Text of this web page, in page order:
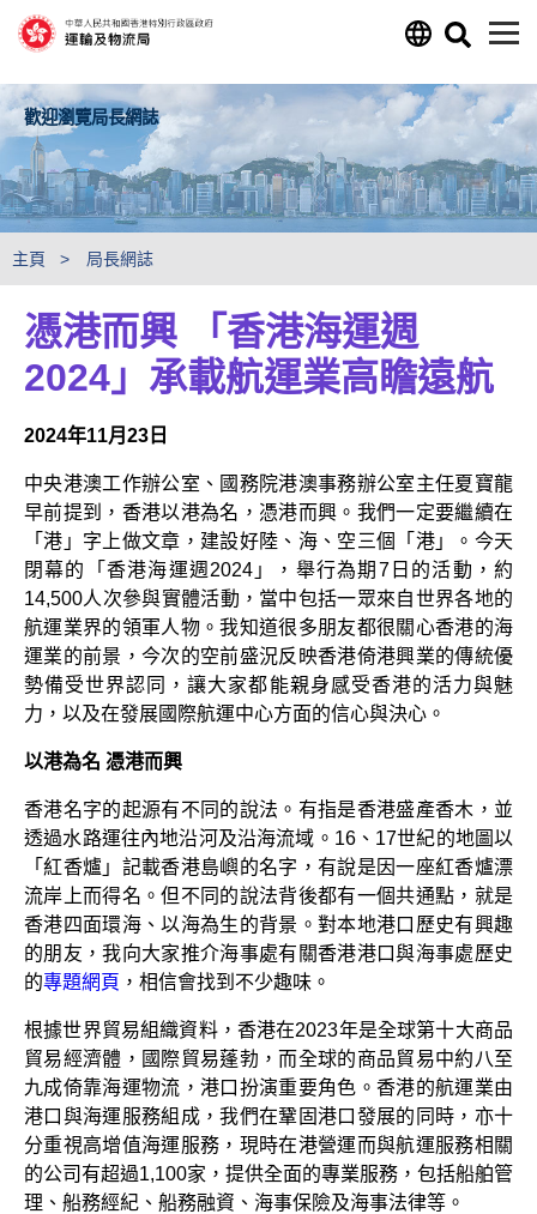
歡迎瀏覽局長網誌
主頁 局長網誌
憑港而興 「香港海運週
2024」承載航運業高瞻遠航
2024年11月23日
中央港澳工作辦公室、國務院港澳事務辦公室主任夏寶龍
早前提到，香港以港為名，憑港而興。我們一定要繼續在
「港」字上做文章，建設好陸、海、空三個「港」。今天
閉幕的「香港海運週2024」，舉行為期7日的活動，約
14,500人次參與實體活動，當中包括一眾來自世界各地的
航運業界的領軍人物。我知道很多朋友都很關心香港的海
運業的前景，今次的空前盛況反映香港倚港興業的傳統優
勢備受世界認同，讓大家都能親身感受香港的活力與魅
力，以及在發展國際航運中心方面的信心與決心。
以港為名 憑港而興
香港名字的起源有不同的說法。有指是香港盛產香木，並
透過水路運往內地沿河及沿海流域。16、17世紀的地圖以
「紅香爐」記載香港島嶼的名字，有說是因一座紅香爐漂
流岸上而得名。但不同的說法背後都有一個共通點，就是
香港四面環海、以海為生的背景。對本地港口歷史有興趣
的朋友，我向大家推介海事處有關香港港口與海事處歷史
的專題網頁 ，相信會找到不少趣味。
根據世界貿易組織資料，香港在2023年是全球第十大商品
貿易經濟體，國際貿易蓬勃，而全球的商品貿易中約八至
九成倚靠海運物流，港口扮演重要角色。香港的航運業由
港口與海運服務組成，我們在鞏固港口發展的同時，亦十
分重視高增值海運服務，現時在港營運而與航運服務相關
的公司有超過1,100家，提供全面的專業服務，包括船舶管
理、船務經紀、船務融資、海事保險及海事法律等。